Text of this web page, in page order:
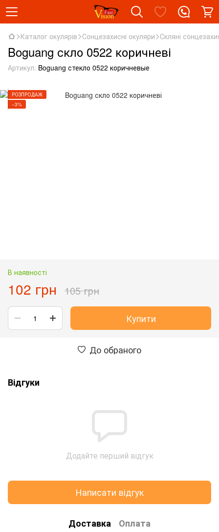
Каталог окулярів Сонцезахисні окуляри Скляні
Boguang скло 0522 коричневі
Артикул: Boguang стекло 0522 коричневые
РОЗПРОДАЖ
−3%
В наявності
102 грн 105 грн
Купити
До обраного
Відгуки
Додайте перший відгук
Написати відгук
Доставка Оплата